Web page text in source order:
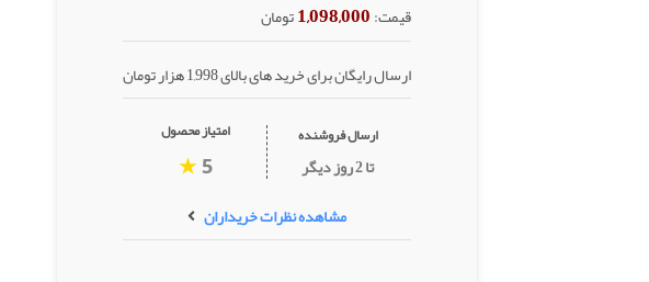
قیمت:
تومان
ارسال رایگان برای خرید های بالای 1,998 هزار تومان
ارسال فروشنده
تا 2 روز دیگر
امتیاز محصول
5
★
مشاهده نظرات خریداران